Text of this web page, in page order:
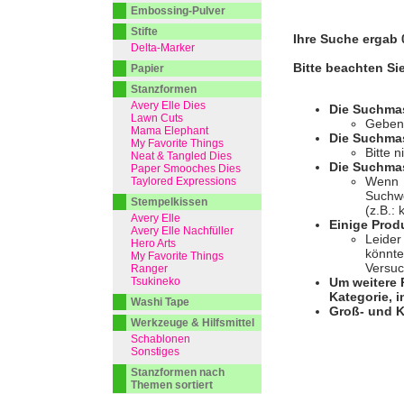
Ihre Suche ergab
Bitte beachten
Die
Die
Bitte
Die
(z.B.:
Einige
Um weitere
Kategorie,
Groß- und
Embossing-Pulver
Stifte
Delta-Marker
Papier
Stanzformen
Avery Elle Dies
Lawn Cuts
Mama Elephant
My Favorite Things
Neat & Tangled Dies
Paper Smooches Dies
Taylored Expressions
Stempelkissen
Avery Elle
Avery Elle Nachfüller
Hero Arts
My Favorite Things
Ranger
Tsukineko
Washi Tape
Werkzeuge & Hilfsmittel
Schablonen
Sonstiges
Stanzformen nach
Themen sortiert